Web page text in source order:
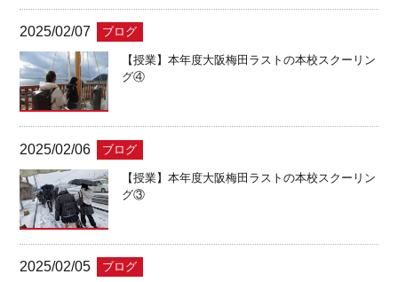
2025/02/07 ブログ
【授業】本年度大阪梅田ラストの本校スクーリン
グ④
2025/02/06 ブログ
【授業】本年度大阪梅田ラストの本校スクーリン
グ③
2025/02/05 ブログ